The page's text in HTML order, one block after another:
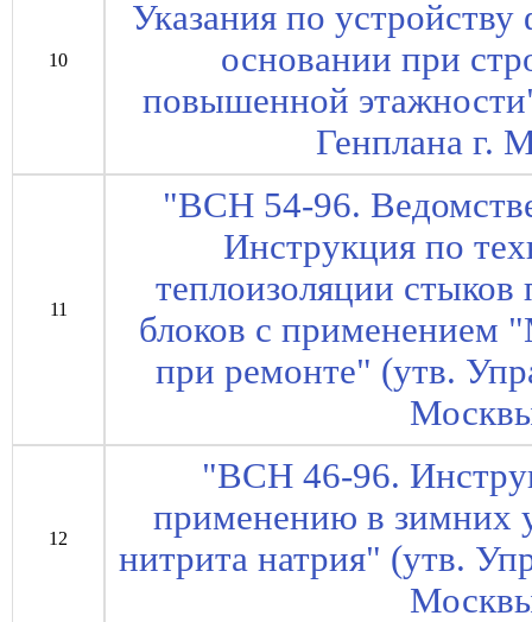
10
Указания по
основании при
повышенной
Генплана г.
11
"ВСН 54-96.
Инструкция по
теплоизоляции
блоков с применением
при ремонте" (утв.
12
"ВСН 46-96.
применению в зимних
нитрита натрия" (утв.